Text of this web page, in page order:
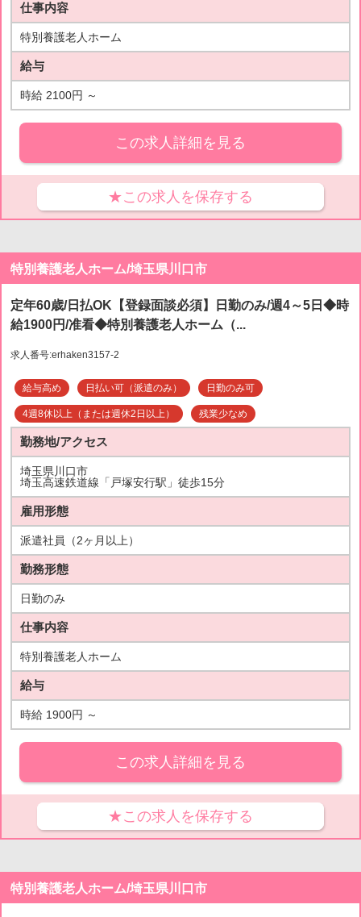
仕事内容
特別養護老人ホーム
給与
時給 2100円 ～
この求人詳細を見る
★この求人を保存する
特別養護老人ホーム/埼玉県川口市
定年60歳/日払OK【登録面談必須】日勤のみ/週4～5日◆時
給1900円/准看◆特別養護老人ホーム（...
求人番号:erhaken3157-2
給与高め 日払い可（派遣のみ） 日勤のみ可
4週8休以上（または週休2日以上） 残業少なめ
勤務地/アクセス
埼玉県川口市
埼玉高速鉄道線「戸塚安行駅」徒歩15分
雇用形態
派遣社員（2ヶ月以上）
勤務形態
日勤のみ
仕事内容
特別養護老人ホーム
給与
時給 1900円 ～
この求人詳細を見る
★この求人を保存する
特別養護老人ホーム/埼玉県川口市